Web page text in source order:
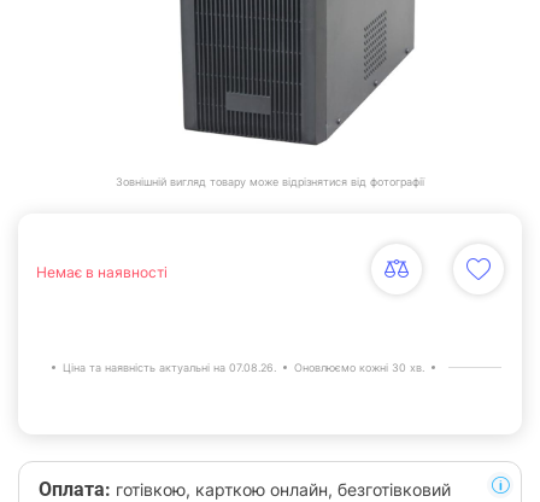
Зовнішній вигляд товару може відрізнятися від фотографії
Немає в наявності
Ціна та наявність актуальні на 07.08.26. Оновлюємо кожні 30 хв.
Оплата: готівкою, карткою онлайн, безготівковий